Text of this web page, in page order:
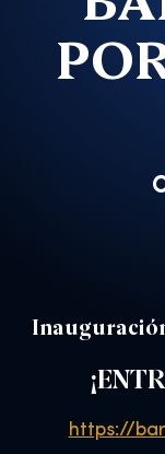
https://